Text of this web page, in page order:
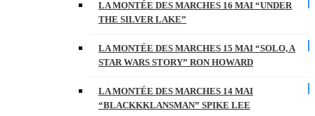
LA MONTÉE DES MARCHES 16 MAI “UNDER
THE SILVER LAKE”
LA MONTÉE DES MARCHES 15 MAI “SOLO, A
STAR WARS STORY” RON HOWARD
LA MONTÉE DES MARCHES 14 MAI
“BLACKKKLANSMAN” SPIKE LEE